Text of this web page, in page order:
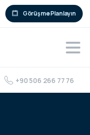
Görüşme Planlayın
+90 506 266 77 76